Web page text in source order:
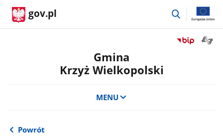
gov.pl
przejdź
Przejdź
Gmina
Krzyż Wielkopolski
MENU
Powrót